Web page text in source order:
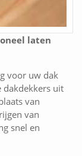
laten
voor uw dak
dakdekkers uit
van
van
snel en